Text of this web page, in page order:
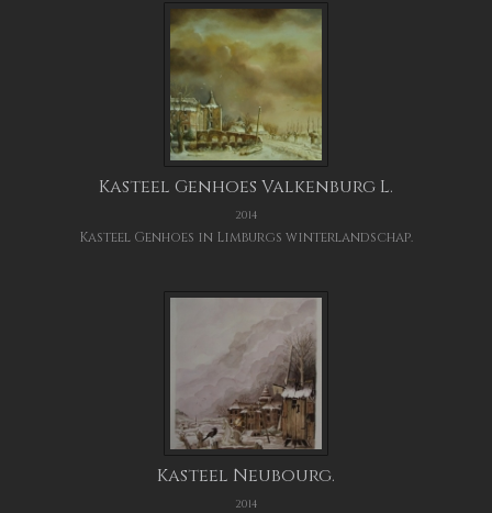
Kasteel Genhoes Valkenburg L.
2014
Kasteel Genhoes in Limburgs winterlandschap.
Kasteel Neubourg.
2014